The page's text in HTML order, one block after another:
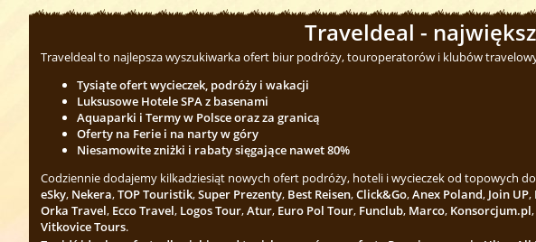
Traveldeal -
Traveldeal to najlepsza wyszukiwarka ofert biur podróży, touroperatorów i klubów
Tysiąte ofert wycieczek, podróży i wakacji
Luksusowe Hotele SPA z basenami
Aquaparki i Termy w Polsce oraz za granicą
Oferty na Ferie i na narty w góry
Niesamowite zniżki i rabaty sięgające nawet 80%
Codziennie dodajemy kilkadziesiąt nowych ofert podróży, hoteli i wycieczek od topowych
eSky, Nekera,TOP Touristik,Super Prezenty, Best Reisen,Click&Go,Anex Poland, Join UP,
Orka Travel, Ecco Travel, Logos Tour,Atur, Euro Pol Tour, Funclub, Marco, Konsorcjum.pl,
Vitkovice Tours.